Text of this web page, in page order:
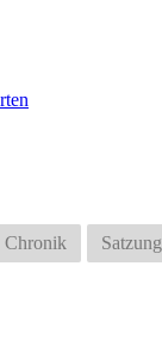
Chronik Satzung